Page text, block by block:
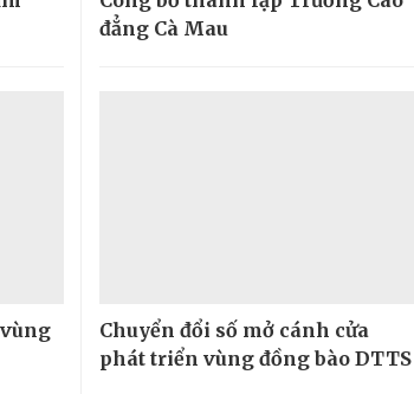
đẳng Cà Mau
Chuyển đổi số mở cánh cửa
phát triển vùng đồng bào DTTS